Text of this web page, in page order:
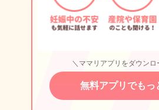
＼ママリアプリをダウンロ
無料アプリでもっ